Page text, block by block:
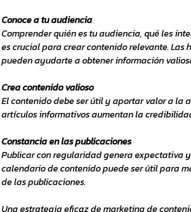
Conoce a tu audiencia
Comprender quién es tu audiencia, qué les
es crucial para crear contenido relevante.
pueden ayudarte a obtener información
Crea contenido valioso
El contenido debe ser útil y aportar valor a la
artículos informativos aumentan la
Constancia en las publicaciones
Publicar con regularidad genera expectativa
calendario de contenido puede ser útil para
de las publicaciones.
Una estrategia eficaz de marketing de